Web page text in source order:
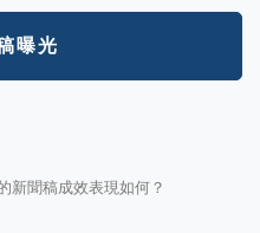
曝光
新聞稿成效表現如何？